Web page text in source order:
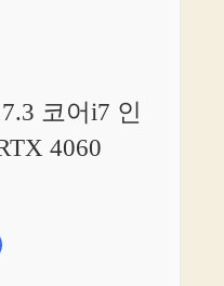
코어i7 인
4060